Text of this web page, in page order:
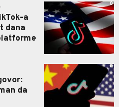
a
dana
0
da
0